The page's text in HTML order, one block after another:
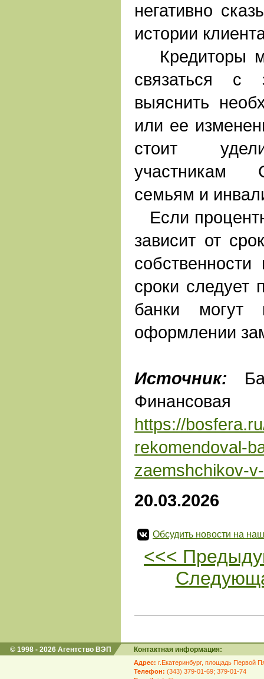
негативно
истории
Кредиторы
связаться с
выяснить
или ее
стоит
участникам
семьям и
Если
зависит от
сроки следует
банки могут
оформлении
Источник:
https://
rekomendoval-
zaemshchikov-
20.03.2026
Обсудить новости на
<<<
© 1998 - 2026 Агентство ВЭП Контактная информация:
Адрес: г.Екатеринбург, площадь Первой
Телефон: (343) 379-01-69; 379-01-74